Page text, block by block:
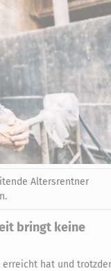
Altersrentner
bringt keine
erreicht hat und